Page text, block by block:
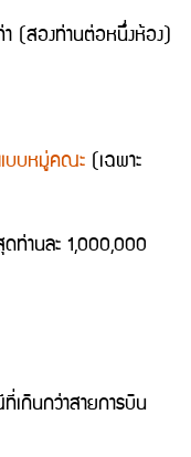
า (สองท่านต่อหนึ่งห้อง)
แบบหมู่คณะ (เฉพาะ
ท่านละ 1,000,000
เกินกว่าสายการบิน